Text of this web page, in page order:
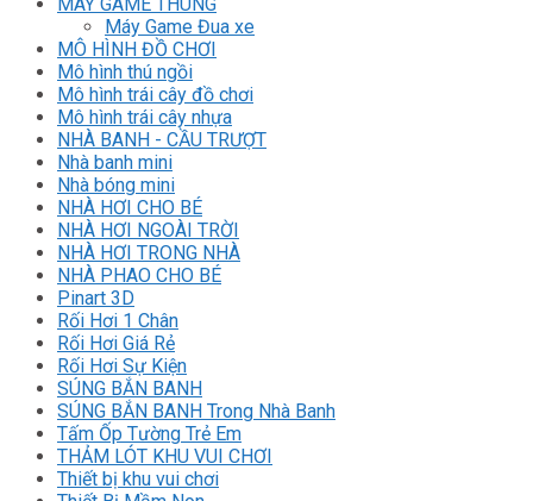
Máy Game Đua xe
MÔ HÌNH ĐỒ CHƠI
Mô hình thú ngồi
Mô hình trái cây đồ chơi
Mô hình trái cây nhựa
NHÀ BANH - CẦU TRƯỢT
Nhà banh mini
Nhà bóng mini
NHÀ HƠI CHO BÉ
NHÀ HƠI NGOÀI TRỜI
NHÀ HƠI TRONG NHÀ
NHÀ PHAO CHO BÉ
Pinart 3D
Rối Hơi 1 Chân
Rối Hơi Giá Rẻ
Rối Hơi Sự Kiện
SÚNG BẮN BANH
SÚNG BẮN BANH Trong Nhà Banh
Tấm Ốp Tường Trẻ Em
THẢM LÓT KHU VUI CHƠI
Thiết bị khu vui chơi